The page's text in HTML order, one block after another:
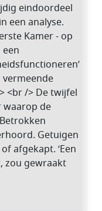
eindoordeel
een analyse.
Kamer - op
<br /> De twijfel
de
Getuigen
afgekapt. ‘Een
zou gewraakt